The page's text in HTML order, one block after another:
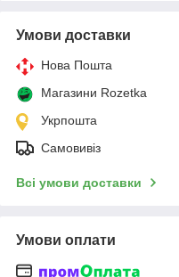
Умови доставки
Нова Пошта
Магазини Rozetka
Укрпошта
Самовивіз
Всі умови доставки
Умови оплати